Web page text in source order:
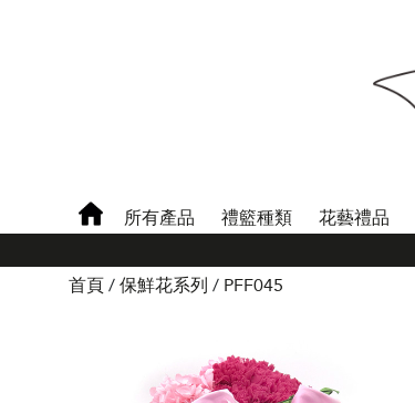
所有產品 禮籃種類 花藝禮品
首頁
保鮮花系列 PFF045